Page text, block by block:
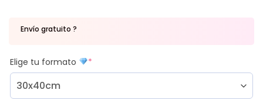
Envío gratuito ?
Elige tu formato *